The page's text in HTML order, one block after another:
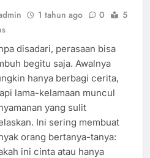
1 tahun ago 0
5
disadari, perasaan bisa
begitu saja. Awalnya
hanya berbagi cerita,
lama-kelamaan muncul
yang sulit
Ini sering membuat
orang bertanya-tanya:
ini cinta atau hanya